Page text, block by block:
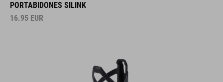
PORTABIDONES SILINK
16.95 EUR